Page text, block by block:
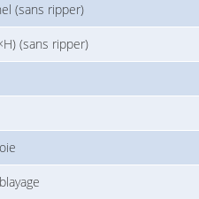
(sans ripper)
(sans ripper)